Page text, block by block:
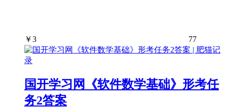
￥3 77
国开学习网《软件数学基础》形考任
务2答案